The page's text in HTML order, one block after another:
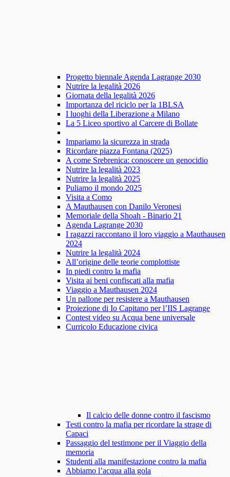
Progetto biennale Agenda Lagrange 2030
Nutrire la legalità 2026
Giornata della legalità 2026
Importanza del riciclo per la 1BLSA
I luoghi della Liberazione a Milano
La 5 Liceo sportivo al Carcere di Bollate
Impariamo la sicurezza in strada
Ricordare piazza Fontana (2025)
A come Srebrenica: conoscere un genocidio
Nutrire la legalità 2023
Nutrire la legalità 2025
Puliamo il mondo 2025
Visita a Como
A Mauthausen con Danilo Veronesi
Memoriale della Shoah - Binario 21
Agenda Lagrange 2030
I ragazzi raccontano il loro viaggio a Mauthausen
2024
Nutrire la legalità 2024
All’origine delle teorie complottiste
In piedi contro la mafia
Visita ai beni confiscati alla mafia
Viaggio a Mauthausen 2024
Un pallone per resistere a Mauthausen
Proiezione di Io Capitano per l’IIS Lagrange
Contest video su Acqua bene universale
Curricolo Educazione civica
Il calcio delle donne contro il fascismo
Testi contro la mafia per ricordare la strage di
Capaci
Passaggio del testimone per il Viaggio della
memoria
Studenti alla manifestazione contro la mafia
Abbiamo l’acqua alla gola